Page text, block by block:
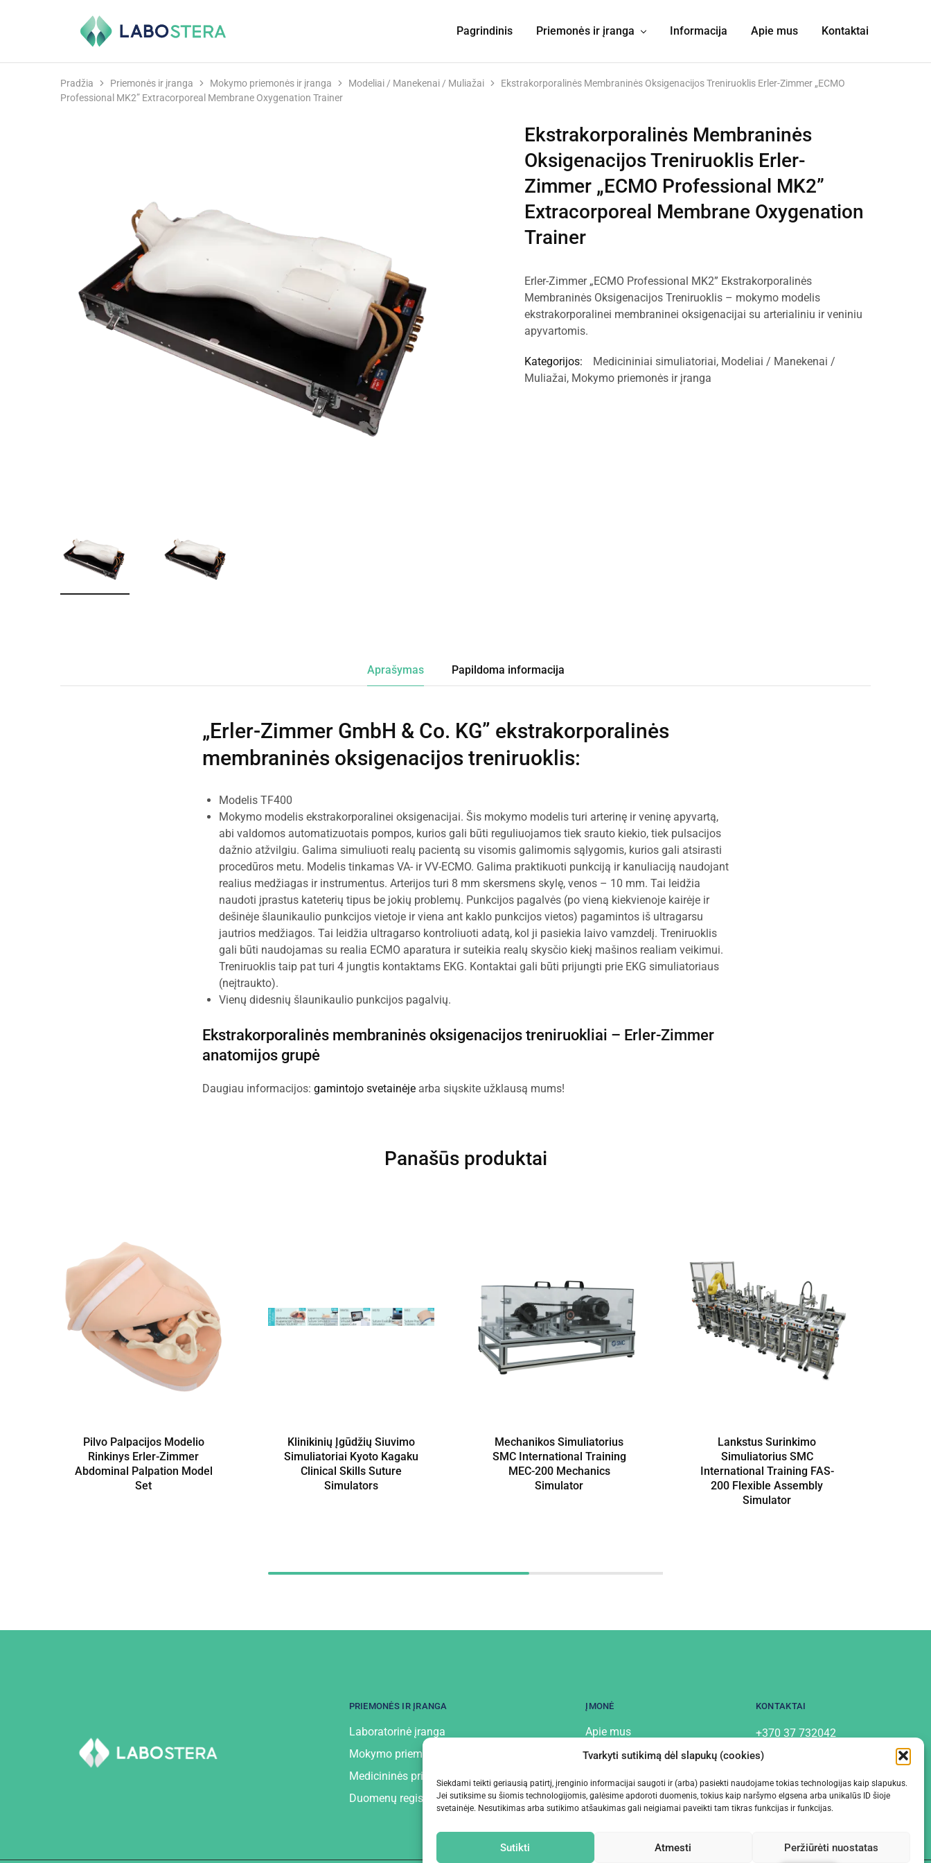
Tvarkyti sutikimą dėl slapukų (cookies)
Siekdami teikti geriausią patirtį, įrenginio informacijai saugoti ir (arba) pasiekti naudojame tokias technologijas kaip slapukus.
Jei sutiksime su šiomis technologijomis, galėsime apdoroti duomenis, tokius kaip naršymo elgsena arba unikalūs ID šioje
svetainėje. Nesutikimas arba sutikimo atšaukimas gali neigiamai paveikti tam tikras funkcijas ir funkcijas.
Sutikti Atmesti Peržiūrėti nuostatas
Labostera
Laboratorinė
Pagrindinis Priemonės ir įranga Informacija Apie mus Kontaktai
Pradžia Priemonės ir įranga Mokymo priemonės ir įranga Modeliai / Manekenai / Muliažai
Ekstrakorporalinės Membraninės Oksigenacijos Treniruoklis Erler-Zimmer „ECMO
Professional MK2” Extracorporeal Membrane Oxygenation Trainer
Ekstrakorporalinės Membraninės
Oksigenacijos Treniruoklis Erler-
Zimmer „ECMO Professional MK2”
Extracorporeal Membrane Oxygenation
Trainer
Erler-Zimmer „ECMO Professional MK2” Ekstrakorporalinės
Membraninės Oksigenacijos Treniruoklis – mokymo modelis
ekstrakorporalinei membraninei oksigenacijai su arterialiniu ir veniniu
apyvartomis.
Kategorijos: Medicininiai simuliatoriai, Modeliai / Manekenai /
Muliažai, Mokymo priemonės ir įranga
Aprašymas Papildoma informacija
„Erler-Zimmer GmbH & Co. KG” ekstrakorporalinės
membraninės oksigenacijos treniruoklis:
Modelis TF400
Mokymo modelis ekstrakorporalinei oksigenacijai. Šis mokymo modelis turi arterinę ir veninę apyvartą,
abi valdomos automatizuotais pompos, kurios gali būti reguliuojamos tiek srauto kiekio, tiek pulsacijos
dažnio atžvilgiu. Galima simuliuoti realų pacientą su visomis galimomis sąlygomis, kurios gali atsirasti
procedūros metu. Modelis tinkamas VA- ir VV-ECMO. Galima praktikuoti punkciją ir kanuliaciją naudojant
realius medžiagas ir instrumentus. Arterijos turi 8 mm skersmens skylę, venos – 10 mm. Tai leidžia
naudoti įprastus kateterių tipus be jokių problemų. Punkcijos pagalvės (po vieną kiekvienoje kairėje ir
dešinėje šlaunikaulio punkcijos vietoje ir viena ant kaklo punkcijos vietos) pagamintos iš ultragarsu
jautrios medžiagos. Tai leidžia ultragarso kontroliuoti adatą, kol ji pasiekia laivo vamzdelį. Treniruoklis
gali būti naudojamas su realia ECMO aparatura ir suteikia realų skysčio kiekį mašinos realiam veikimui.
Treniruoklis taip pat turi 4 jungtis kontaktams EKG. Kontaktai gali būti prijungti prie EKG simuliatoriaus
(neįtraukto).
Vienų didesnių šlaunikaulio punkcijos pagalvių.
Ekstrakorporalinės membraninės oksigenacijos treniruokliai – Erler-Zimmer
anatomijos grupė
Daugiau informacijos: gamintojo svetainėje arba siųskite užklausą mums!
Panašūs produktai
Pilvo Palpacijos Modelio
Rinkinys Erler-Zimmer
Abdominal Palpation Model
Set
Klinikinių Įgūdžių Siuvimo
Simuliatoriai Kyoto Kagaku
Clinical Skills Suture
Simulators
Mechanikos Simuliatorius
SMC International Training
MEC-200 Mechanics
Simulator
Lankstus Surinkimo
Simuliatorius SMC
International Training FAS-
200 Flexible Assembly
Simulator
PRIEMONĖS IR ĮRANGA
Laboratorinė įranga
Mokymo priemonės ir įranga
Medicininės priemonės ir įranga
Duomenų registratoriai
ĮMONĖ
Apie mus
Kontaktai
KONTAKTAI
+370 37 732042
info@labostera.lt